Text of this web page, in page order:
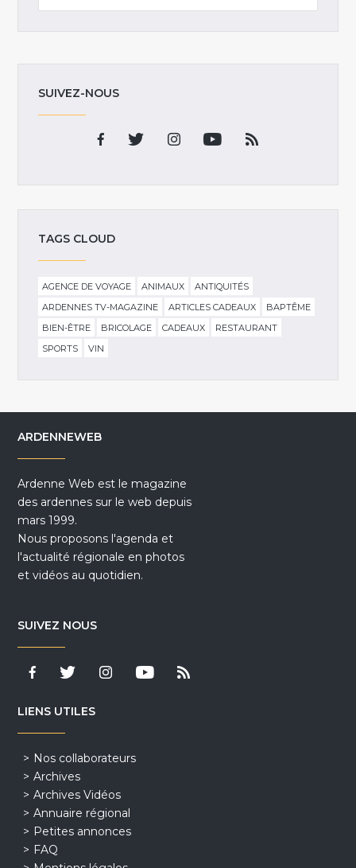
SUIVEZ-NOUS
TAGS CLOUD
AGENCE DE VOYAGE ANIMAUX
ANTIQUITÉS
ARDENNES TV-MAGAZINE
ARTICLES CADEAUX
BAPTÊME
BIEN-ÊTRE
BRICOLAGE CADEAUX
RESTAURANT
SPORTS
VIN
ARDENNEWEB
Ardenne Web est le magazine
des ardennes sur le web depuis
mars 1999.
Nous proposons l'agenda et
l'actualité régionale en photos
et vidéos au quotidien.
SUIVEZ NOUS
LIENS UTILES
Nos collaborateurs
Archives
Archives Vidéos
Annuaire régional
Petites annonces
FAQ